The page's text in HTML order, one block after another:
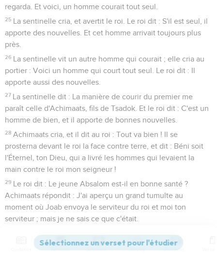
regarda. Et voici, un homme courait tout seul.
25 La sentinelle cria, et avertit le roi. Le roi dit : S'il est seul, il
apporte des nouvelles. Et cet homme arrivait toujours plus
près.
26 La sentinelle vit un autre homme qui courait ; elle cria au
portier : Voici un homme qui court tout seul. Le roi dit : Il
apporte aussi des nouvelles.
27 La sentinelle dit : La manière de courir du premier me
paraît celle d'Achimaats, fils de Tsadok. Et le roi dit : C'est un
homme de bien, et il apporte de bonnes nouvelles.
28 Achimaats cria, et il dit au roi : Tout va bien ! Il se
prosterna devant le roi la face contre terre, et dit : Béni soit
l'Éternel, ton Dieu, qui a livré les hommes qui levaient la
main contre le roi mon seigneur !
29 Le roi dit : Le jeune Absalom est-il en bonne santé ?
Achimaats répondit : J'ai aperçu un grand tumulte au
moment où Joab envoya le serviteur du roi et moi ton
serviteur ; mais je ne sais ce que c'était.
Et le roi dit : Mets-toi là de côté. Et Achimaats se tint de
Versions Commentaires Strong